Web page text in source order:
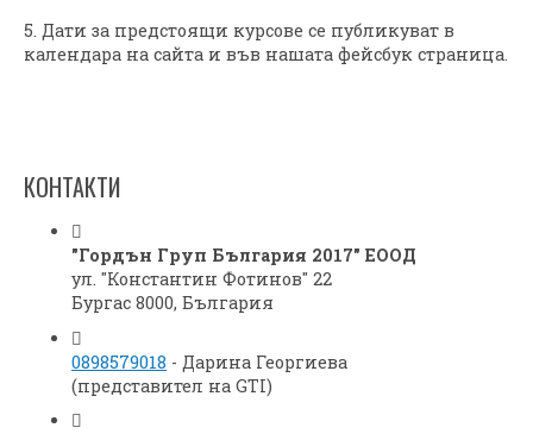
5. Дати за предстоящи курсове се публикуват в
календара на сайта и във нашата фейсбук страница.
КОНТАКТИ
"Гордън Груп България 2017" ЕООД
ул. "Константин Фотинов" 22
Бургас 8000, България
0898579018 - Дарина Георгиева
(представител на GTI)